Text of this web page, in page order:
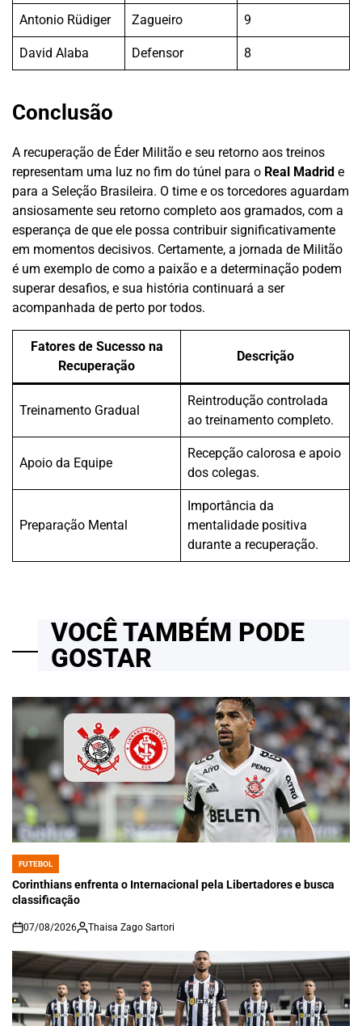
Antonio Rüdiger Zagueiro 9
David Alaba Defensor 8
Conclusão
A recuperação de Éder Militão e seu retorno aos treinos
representam uma luz no fim do túnel para o Real Madrid e
para a Seleção Brasileira. O time e os torcedores aguardam
ansiosamente seu retorno completo aos gramados, com a
esperança de que ele possa contribuir significativamente
em momentos decisivos. Certamente, a jornada de Militão
é um exemplo de como a paixão e a determinação podem
superar desafios, e sua história continuará a ser
acompanhada de perto por todos.
Fatores de Sucesso na
Recuperação
Descrição
Treinamento Gradual
Reintrodução controlada
ao treinamento completo.
Apoio da Equipe
Recepção calorosa e apoio
dos colegas.
Preparação Mental
Importância da
mentalidade positiva
durante a recuperação.
VOCÊ TAMBÉM PODE
GOSTAR
POSTED
IN
FUTEBOL
Corinthians enfrenta o Internacional pela Libertadores e busca
classificação
on
07/08/2026 Thaisa Zago Sartori